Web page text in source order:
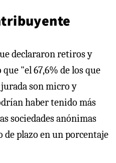
declararon retiros y
"el 67,6% de los que
son micro y
haber tenido más
sociedades anónimas
plazo en un porcentaje